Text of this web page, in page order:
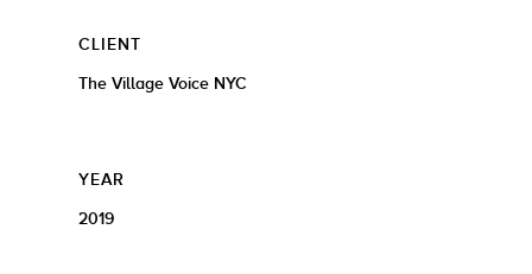
CLIENT
The Village Voice NYC
YEAR
2019